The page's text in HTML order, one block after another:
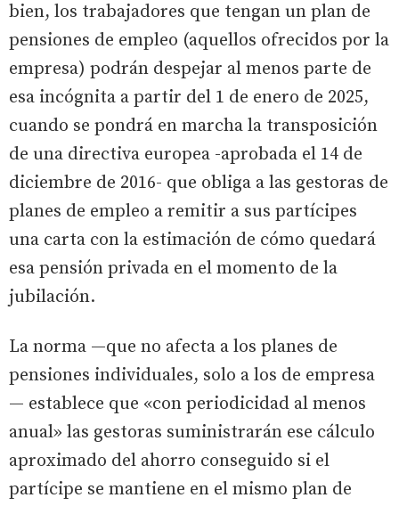
bien, los trabajadores que tengan un plan de
pensiones de empleo (aquellos ofrecidos por la
empresa) podrán despejar al menos parte de
esa incógnita a partir del 1 de enero de 2025,
cuando se pondrá en marcha la transposición
de una directiva europea -aprobada el 14 de
diciembre de 2016- que obliga a las gestoras de
planes de empleo a remitir a sus partícipes
una carta con la estimación de cómo quedará
esa pensión privada en el momento de la
jubilación.
La norma —que no afecta a los planes de
pensiones individuales, solo a los de empresa
— establece que «con periodicidad al menos
anual» las gestoras suministrarán ese cálculo
aproximado del ahorro conseguido si el
partícipe se mantiene en el mismo plan de